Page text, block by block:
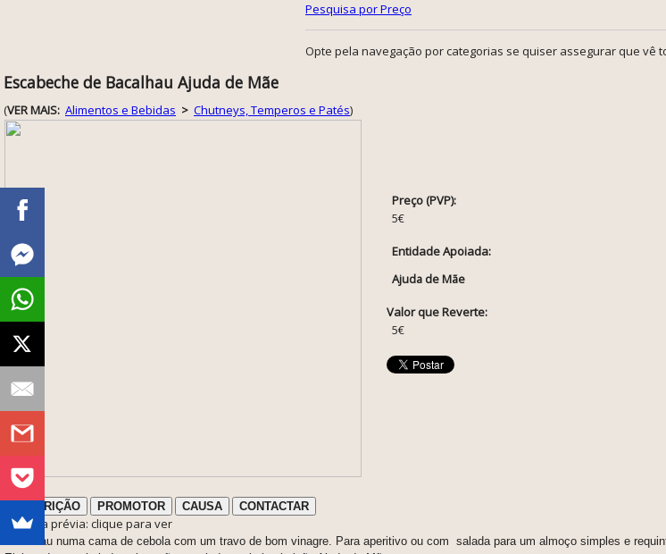
Pesquisa por Preço
Opte pela navegação por categorias se quiser assegurar que vê
Escabeche de Bacalhau Ajuda de Mãe
(VER MAIS: Alimentos e Bebidas > Chutneys, Temperos e Patés)
Preço (PVP):
5€
Entidade Apoiada:
Ajuda de Mãe
Valor que Reverte:
5€
DESCRIÇÃO PROMOTOR CAUSA CONTACTAR
ℹ️ Nota prévia: clique para ver
Bacalhau numa cama de cebola com um travo de bom vinagre. Para aperitivo ou com salada para um almoço simples e